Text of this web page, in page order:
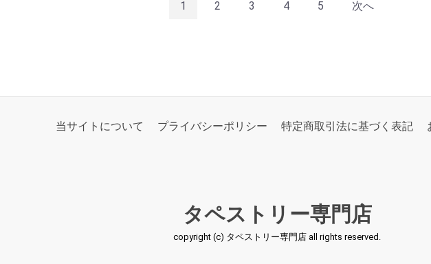
1 2 3 4 5 次へ
当サイトについて プライバシーポリシー 特定商取引法に基づく表記
タペストリー専門店
copyright (c) タペストリー専門店 all rights reserved.